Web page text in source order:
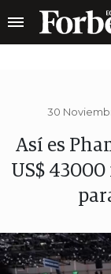
30
Así es
US$